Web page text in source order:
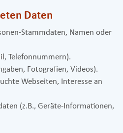
Daten
Stammdaten, Namen oder
Telefonnummern).
Fotografien, Videos).
Webseiten, Interesse an
(z.B., Geräte-Informationen,